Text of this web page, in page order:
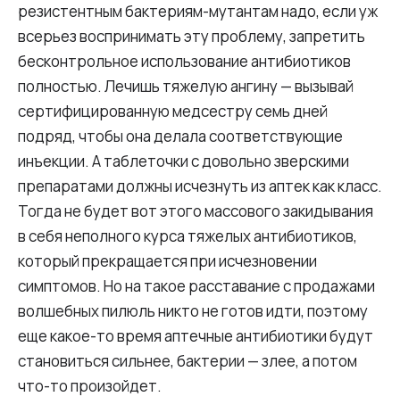
резистентным бактериям-мутантам надо, если уж
всерьез воспринимать эту проблему, запретить
бесконтрольное использование антибиотиков
полностью. Лечишь тяжелую ангину — вызывай
сертифицированную медсестру семь дней
подряд, чтобы она делала соответствующие
инъекции. А таблеточки с довольно зверскими
препаратами должны исчезнуть из аптек как класс.
Тогда не будет вот этого массового закидывания
в себя неполного курса тяжелых антибиотиков,
который прекращается при исчезновении
симптомов. Но на такое расставание с продажами
волшебных пилюль никто не готов идти, поэтому
еще какое-то время аптечные антибиотики будут
становиться сильнее, бактерии — злее, а потом
что-то произойдет.